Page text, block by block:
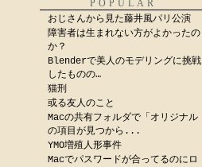
POPULAR
おじさんから見た藤井風パリ公演
障害者は生まれない方がよかったの
か？
Blenderで美人のモデリングに挑戦
したものの…
猫刑
或る友人のこと
Macの共有フォルダで「オリジナル
の項目が見つから...
YMO増殖人形事件
Macでパスワードが合ってるのにロ